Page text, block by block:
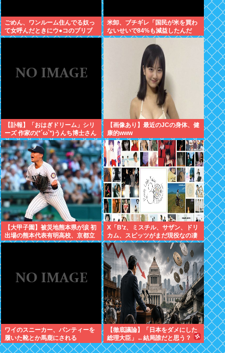
ごめん、ワンルーム住んでる奴っ
て女呼んだときにウ●コのブリブ
リ音どうしてんの？？
米卸、ブチギレ「国民が米を買わ
ないせいで84%も減益したんだ
が？」
【訃報】「おはぎドリーム」シリ
ーズ 作家の(*´ω`*)うんち博士さん
死去 64歳
【画像あり】最近のJCの身体、健
康的www
【大甲子園】被災地熊本県が涙 初
出場の熊本代表有明高校、京都立
命館に9回裏2アウトから逆転勝利
X「B’z、ミスチル、サザン、ドリ
カム、スピッツがまだ現役なの凄
いよな。今の歌手が30年後にやれ
てるだろうか？」
ワイのスニーカー、パンティーを
履いた靴とか馬鹿にされる
【徹底議論】「日本をダメにした
総理大臣」←結局誰だと思う？